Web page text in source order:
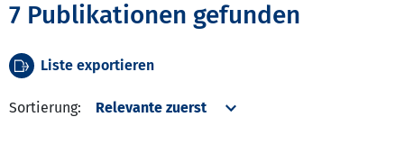
7 Publikationen gefunden
Liste exportieren
Sortierung: